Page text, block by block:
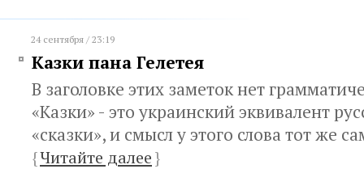
24 сентября / 23:19
Казки пана Гелетея
В заголовке этих заметок нет
«Казки» - это украинский эквивалент
«сказки», и смысл у этого слова тот же
{Читайте далее}